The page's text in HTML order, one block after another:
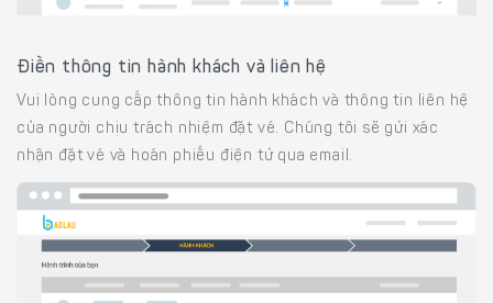
Điền thông tin hành khách và liên hệ
Vui lòng cung cấp thông tin hành khách và thông tin liên hệ
của người chịu trách nhiệm đặt vé. Chúng tôi sẽ gửi xác
nhận đặt vé và hoán phiếu điện tử qua email.